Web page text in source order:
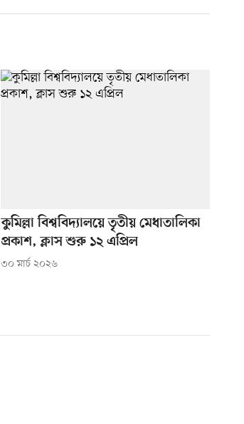
কুমিল্লা বিশ্ববিদ্যালয়ে তৃতীয় মেধাতালিকা
প্রকাশ, ক্লাস শুরু ১২ এপ্রিল
৩০ মার্চ ২০২৬